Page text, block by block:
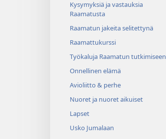
Kysymyksiä ja vastauksia
Raamatusta
Raamatun jakeita selitettynä
Raamattukurssi
Työkaluja Raamatun tutkimiseen
Onnellinen elämä
Avioliitto & perhe
Nuoret ja nuoret aikuiset
Lapset
Usko Jumalaan